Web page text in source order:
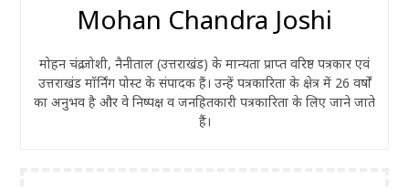
Mohan Chandra Joshi
मोहन चंद्र जोशी, नैनीताल (उत्तराखंड) के मान्यता प्राप्त वरिष्ठ पत्रकार एवं
उत्तराखंड मॉर्निंग पोस्ट के संपादक हैं। उन्हें पत्रकारिता के क्षेत्र में 26 वर्षों
का अनुभव है और वे निष्पक्ष व जनहितकारी पत्रकारिता के लिए जाने जाते
हैं।